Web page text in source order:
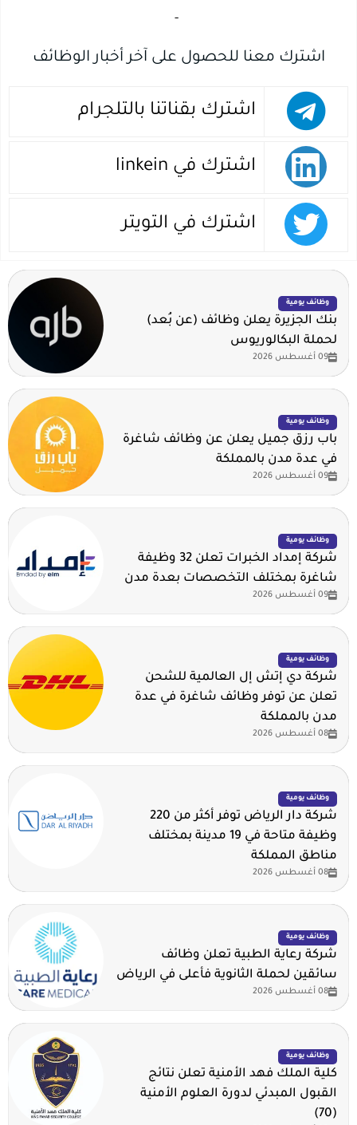
-‏
اشترك معنا للحصول على آخر أخبار الوظائف
اشترك بقناتنا بالتلجرام
اشترك في linkein
اشترك في التويتر
وظائف يومية
بنك الجزيرة يعلن وظائف (عن بُعد)
لحملة البكالوريوس
09 أغسطس 2026
وظائف يومية
باب رزق جميل يعلن عن وظائف شاغرة
في عدة مدن بالمملكة
09 أغسطس 2026
وظائف يومية
شركة إمداد الخبرات تعلن 32 وظيفة
شاغرة بمختلف التخصصات بعدة مدن
09 أغسطس 2026
وظائف يومية
شركة دي إتش إل العالمية للشحن
تعلن عن توفر وظائف شاغرة في عدة
مدن بالمملكة
08 أغسطس 2026
وظائف يومية
شركة دار الرياض توفر أكثر من 220
وظيفة متاحة في 19 مدينة بمختلف
مناطق المملكة
08 أغسطس 2026
وظائف يومية
شركة رعاية الطبية تعلن وظائف
سائقين لحملة الثانوية فأعلى في الرياض
08 أغسطس 2026
وظائف يومية
كلية الملك فهد الأمنية تعلن نتائج
القبول المبدئي لدورة العلوم الأمنية
(70)